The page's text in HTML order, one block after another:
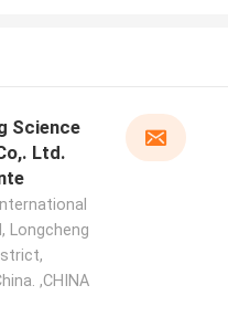
Science
Ltd.
Longcheng
,CHINA